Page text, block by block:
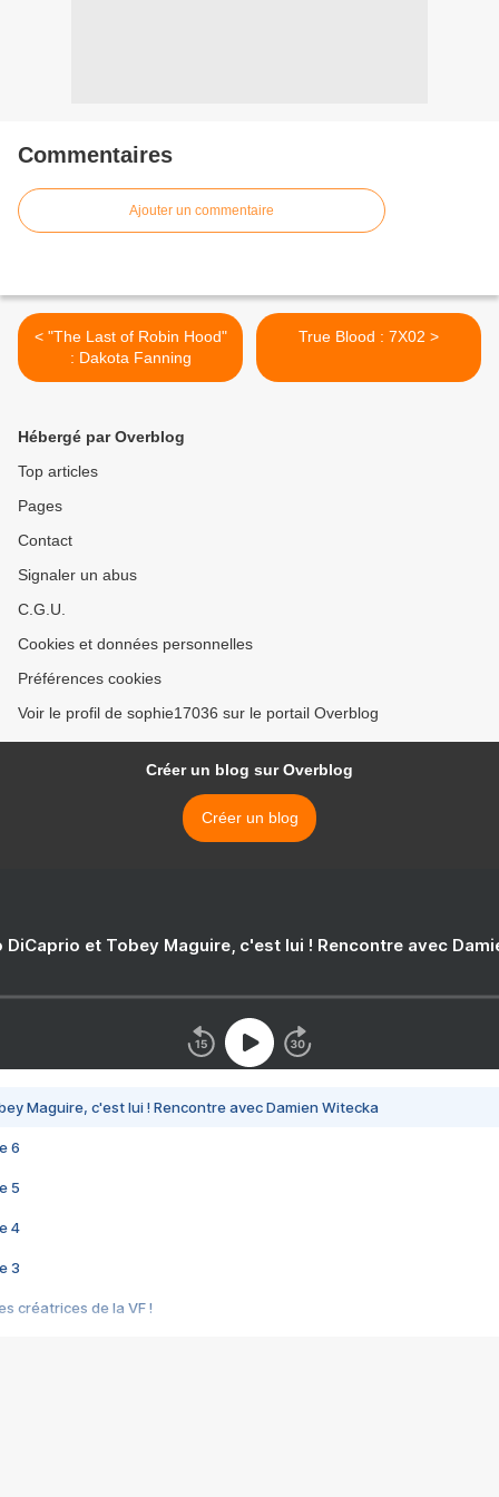
Commentaires
Ajouter un commentaire
< "The Last of Robin Hood"
: Dakota Fanning
True Blood : 7X02 >
Hébergé par Overblog
Top articles
Pages
Contact
Signaler un abus
C.G.U.
Cookies et données personnelles
Préférences cookies
Voir le profil de sophie17036 sur le portail Overblog
Créer un blog sur Overblog
Créer un blog
DiCaprio et Tobey Maguire, c'est lui ! Rencontre avec
Maguire, c'est lui ! Rencontre avec Damien Witecka
6
5
4
3
créatrices de la VF !